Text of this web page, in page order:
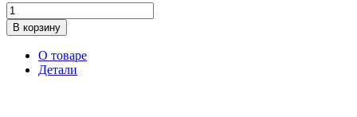
Количество
товара
Ручка
MH-
Матовое
В корзину
О товаре
Детали